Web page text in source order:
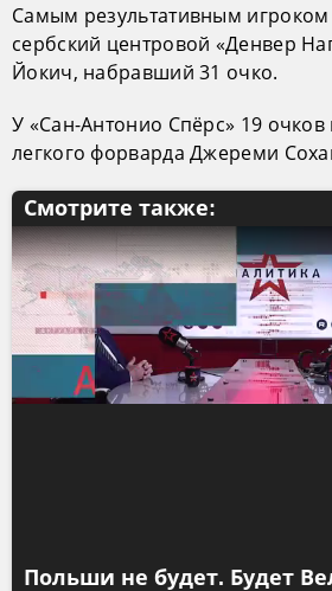
Самым результативным игроком
сербский центровой «Денвер
Йокич, набравший 31 очко.
У «Сан-Антонио Спёрс» 19 очков
легкого форварда Джереми
Смотрите также:
Польши не будет. Будет